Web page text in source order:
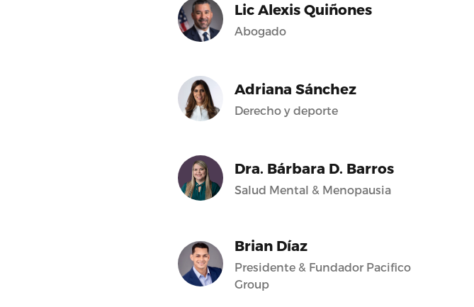
Lic Alexis Quiñones
Abogado
Adriana Sánchez
Derecho y deporte
Dra. Bárbara D. Barros
Salud Mental & Menopausia
Brian Díaz
Presidente & Fundador Pacifico
Group